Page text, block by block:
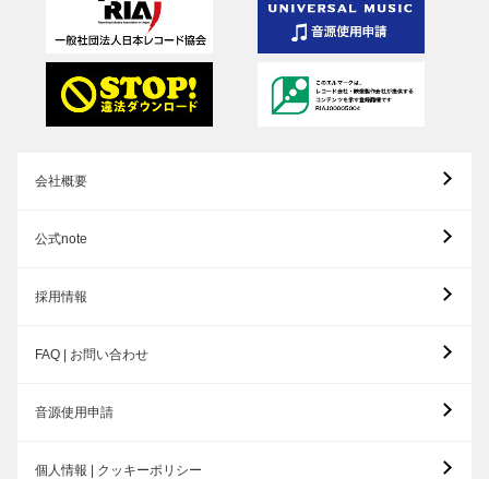
会社概要
公式note
採用情報
FAQ | お問い合わせ
音源使用申請
個人情報 | クッキーポリシー